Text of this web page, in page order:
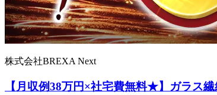
株式会社BREXA Next
【月収例38万円×社宅費無料★】ガラス